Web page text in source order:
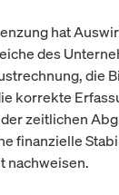
hat
des
die
korrekte
zeitlichen
finanzielle
nachweisen.